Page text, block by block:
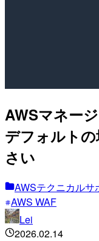
AWSマネー
デフォルト
さい
AWSテクニカルサ
AWS WAF
Lei
2026.02.14